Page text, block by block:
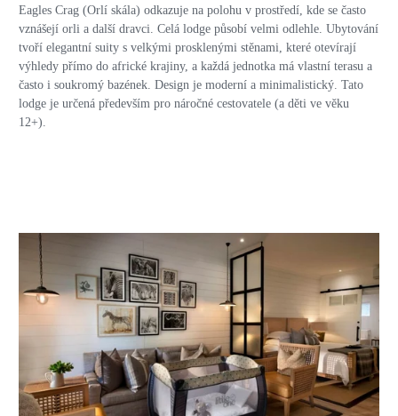
Eagles Crag (Orlí skála) odkazuje na polohu v prostředí, kde se často
vznášejí orli a další dravci. Celá lodge působí velmi odlehle. Ubytování
tvoří elegantní suity s velkými prosklenými stěnami, které otevírají
výhledy přímo do africké krajiny, a každá jednotka má vlastní terasu a
často i soukromý bazének. Design je moderní a minimalistický. Tato
lodge je určená především pro náročné cestovatele (a děti ve věku
12+).